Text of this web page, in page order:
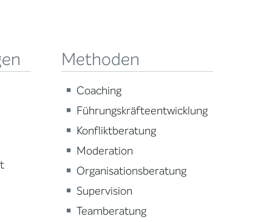
Methoden
Coaching
Führungskräfteentwicklung
Konfliktberatung
Moderation
Organisationsberatung
Supervision
Teamberatung